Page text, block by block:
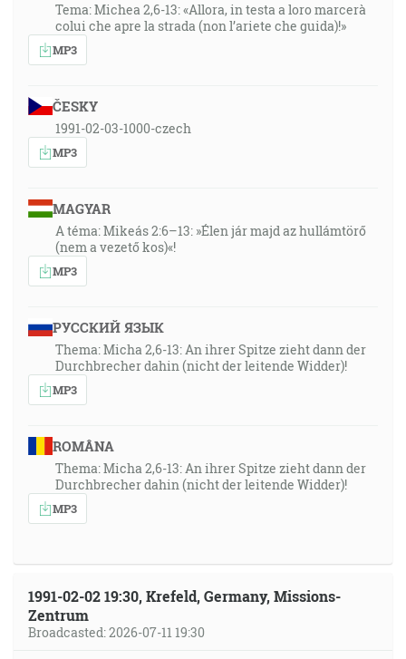
Tema: Michea 2,6-13: «Allora, in testa a loro marcerà
colui che apre la strada (non l’ariete che guida)!»
MP3
ČESKY
1991-02-03-1000-czech
MP3
MAGYAR
A téma: Mikeás 2:6–13: »Élen jár majd az hullámtörő
(nem a vezető kos)«!
MP3
РУССКИЙ ЯЗЫК
Thema: Micha 2,6-13: An ihrer Spitze zieht dann der
Durchbrecher dahin (nicht der leitende Widder)!
MP3
ROMÂNA
Thema: Micha 2,6-13: An ihrer Spitze zieht dann der
Durchbrecher dahin (nicht der leitende Widder)!
MP3
1991-02-02 19:30, Krefeld, Germany, Missions-
Zentrum
Broadcasted: 2026-07-11 19:30